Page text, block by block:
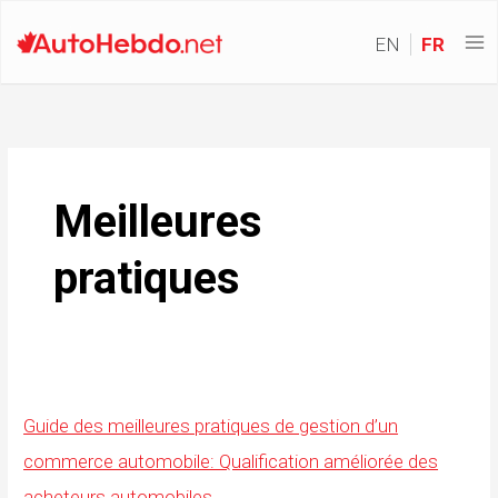
EN FR
Meilleures
pratiques
Guide des meilleures pratiques de gestion d’un
commerce automobile: Qualification améliorée des